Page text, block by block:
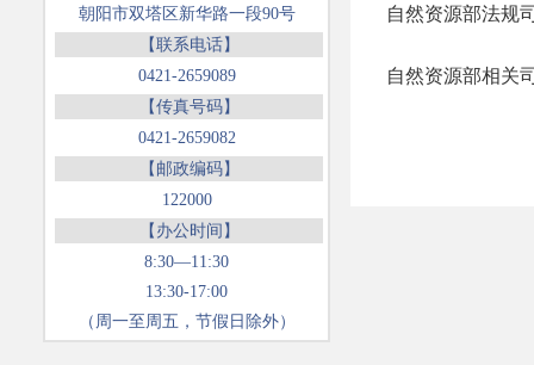
朝阳市双塔区新华路一段90号
【联系电话】
0421-2659089
【传真号码】
0421-2659082
【邮政编码】
122000
【办公时间】
8:30—11:30
13:30-17:00
（周一至周五，节假日除外）
自然资源部法规
自然资源部相关